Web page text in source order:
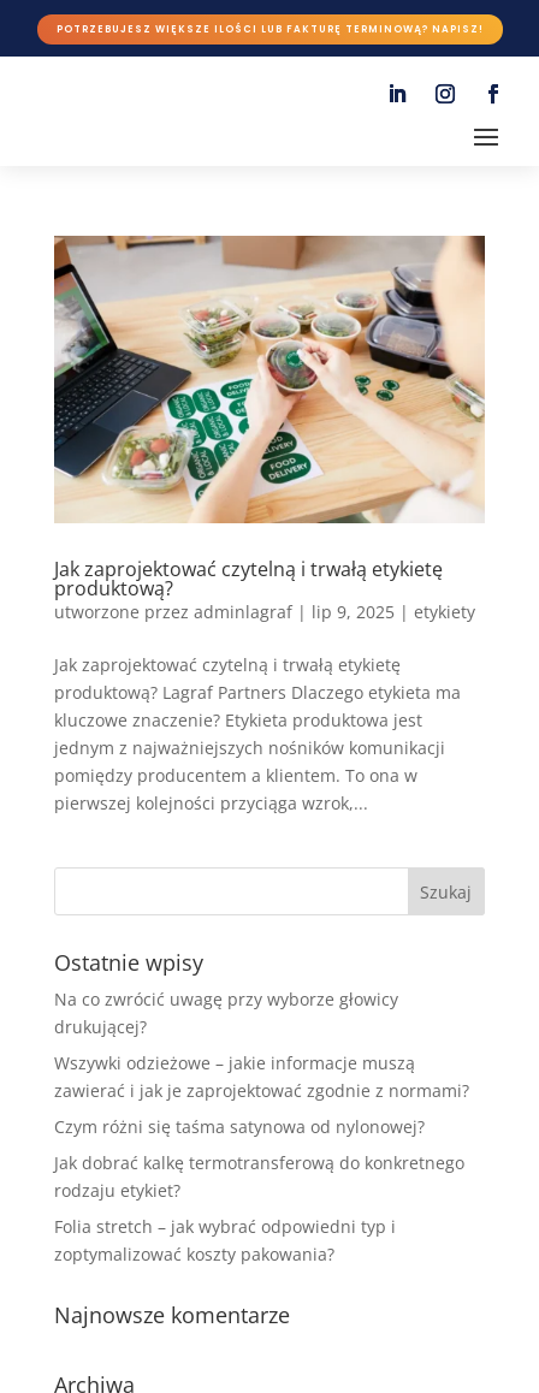
POTRZEBUJESZ WIĘKSZE ILOŚCI LUB FAKTURĘ TERMINOWĄ? NAPISZ!
Jak zaprojektować czytelną i trwałą etykietę
produktową?
utworzone przez adminlagraf| lip 9, 2025| etykiety
Jak zaprojektować czytelną i trwałą etykietę
produktową? Lagraf Partners Dlaczego etykieta ma
kluczowe znaczenie? Etykieta produktowa jest
jednym z najważniejszych nośników komunikacji
pomiędzy producentem a klientem. To ona w
pierwszej kolejności przyciąga wzrok,...
Ostatnie wpisy
Na co zwrócić uwagę przy wyborze głowicy
drukującej?
Wszywki odzieżowe – jakie informacje muszą
zawierać i jak je zaprojektować zgodnie z normami?
Czym różni się taśma satynowa od nylonowej?
Jak dobrać kalkę termotransferową do konkretnego
rodzaju etykiet?
Folia stretch – jak wybrać odpowiedni typ i
zoptymalizować koszty pakowania?
Najnowsze komentarze
Archiwa